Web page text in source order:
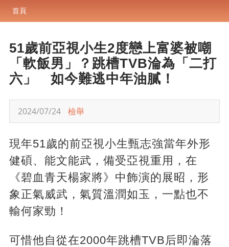
首頁
51歲前亞視小生2度戀上富婆被嘲
「軟飯男」？跳槽TVB淪為「二打
六」 如今難逃中年油膩！
2024/07/24 檢舉
現年51歲的前亞視小生甄志強當年外形
健碩、能文能武，備受亞視重用，在
《碧血青天楊家將》中飾演的展昭，形
象正氣威武，氣質溫潤如玉，一點也不
輸何家勁！
可惜他自從在2000年跳槽TVB后即淪落